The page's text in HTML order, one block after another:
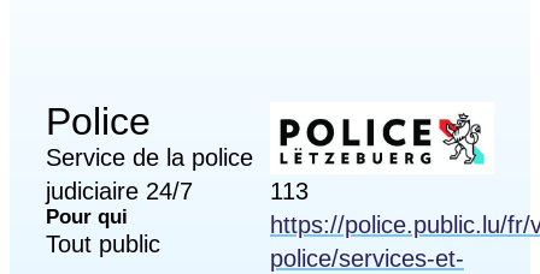
Police
Service de la police
judiciaire 24/7
Pour qui
Tout public
113
https://police.public.lu/fr/
police/services-et-